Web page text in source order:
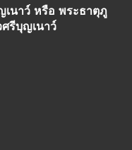
เนาว์ หรือ พระธาตุภู
ศรีบุญเนาว์